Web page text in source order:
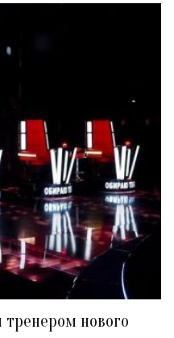
тренером нового